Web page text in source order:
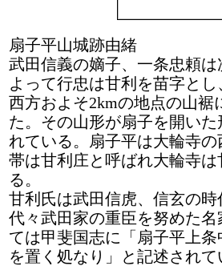
扇子平山城跡由緒
武田信義の嫡子、一条忠頼
よって行忠は甘利を苗字と
西方およそ2kmの地点の山
た。その山形が扇子を開い
れている。扇子平は大輪寺
帯は甘利庄と呼ばれ大輪寺
る。
甘利氏は武田信虎、信玄の
代々武田家の重臣を努めた
ては甲斐国志に「扇子平上
を置く処なり」と記述されて